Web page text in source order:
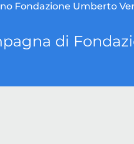
Fondazione Umberto
di